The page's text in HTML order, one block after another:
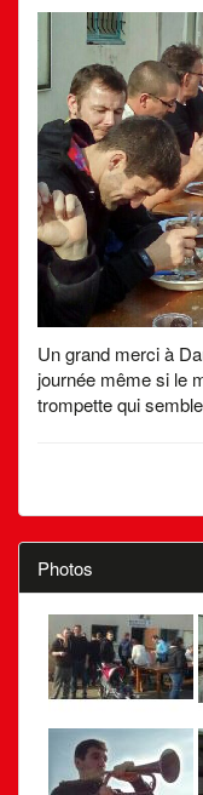
Un grand merci à
journée même si le
trompette qui
Photos